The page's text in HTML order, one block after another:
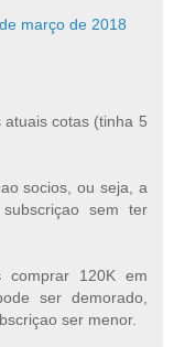
março de 2018
cotas (tinha 5
socios, ou seja, a
sem ter
comprar 120K em
ser demorado,
ser menor.